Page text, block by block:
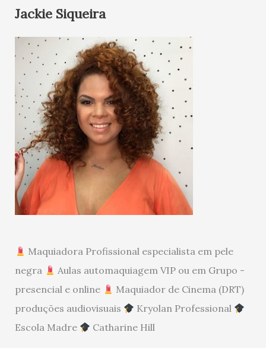
Jackie Siqueira
Maquiadora Profissional especialista em pele
negra
Aulas automaquiagem VIP ou em Grupo -
presencial e online
Maquiador de Cinema (DRT)
produções audiovisuais
Kryolan Professional
Escola Madre
Catharine Hill